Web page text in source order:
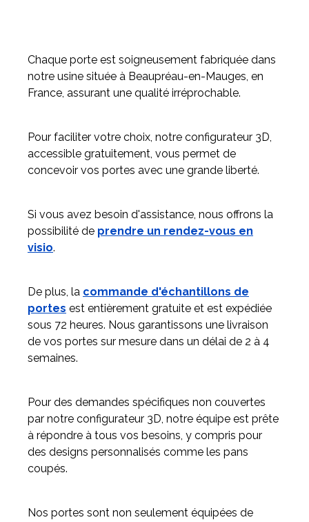
Chaque porte est soigneusement fabriquée dans
notre usine située à Beaupréau-en-Mauges, en
France, assurant une qualité irréprochable.
Pour faciliter votre choix, notre configurateur 3D,
accessible gratuitement, vous permet de
concevoir vos portes avec une grande liberté.
Si vous avez besoin d'assistance, nous offrons la
possibilité de prendre un rendez-vous en
visio.
De plus, la commande d'échantillons de
portes est entièrement gratuite et est expédiée
sous 72 heures. Nous garantissons une livraison
de vos portes sur mesure dans un délai de 2 à 4
semaines.
Pour des demandes spécifiques non couvertes
par notre configurateur 3D, notre équipe est prête
à répondre à tous vos besoins, y compris pour
des designs personnalisés comme les pans
coupés.
Nos portes sont non seulement équipées de